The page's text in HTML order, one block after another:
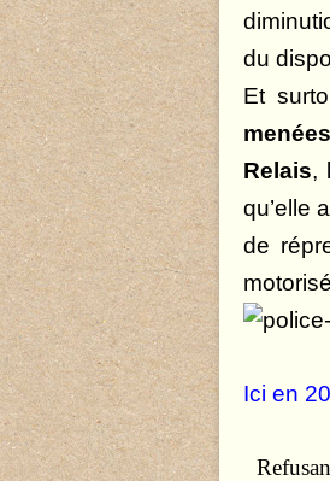
du
Et
Relais,
qu’elle
de
Ici en